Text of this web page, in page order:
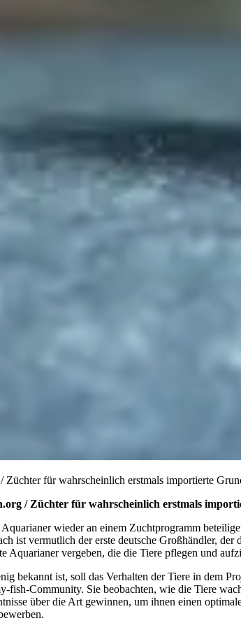
für wahrscheinlich erstmals importierte
/ Züchter für wahrscheinlich erstmals
wieder an einem Zuchtprogramm
ist vermutlich der erste deutsche Großhändler,
Aquarianer vergeben, die die Tiere pflegen und
bekannt ist, soll das Verhalten der Tiere in dem
fish-Community. Sie beobachten, wie die Tiere
über die Art gewinnen, um ihnen einen